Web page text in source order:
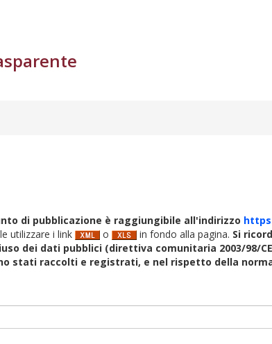
di pubblicazione è raggiungibile all'indirizzo
utilizzare i link
o in fondo alla pagina. Si
dei dati pubblici (direttiva comunitaria 2003/98/
stati raccolti e registrati, e nel rispetto della